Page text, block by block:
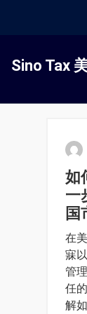
Sino Tax
如
一
国
在
寐
管
任
解